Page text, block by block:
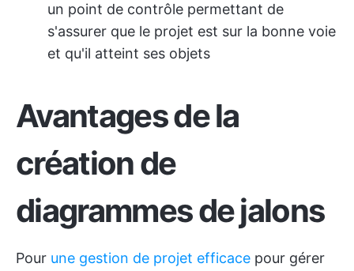
un point de contrôle permettant de
s'assurer que le projet est sur la bonne voie
et qu'il atteint ses objets
Avantages de la
création de
diagrammes de jalons
Pour une gestion de projet efficace pour gérer